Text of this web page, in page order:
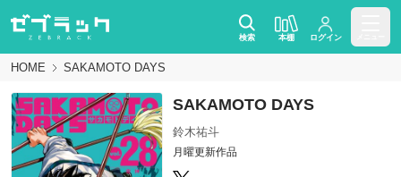
検索 本棚 ログイン
HOME SAKAMOTO DAYS
SAKAMOTO DAYS
鈴木祐斗
月曜更新作品